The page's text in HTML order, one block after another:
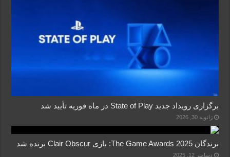
برگزاری رویداد جدید State of Play در ماه فوریه تأیید شد
ژانویه 30, 2026
برندگان The Game Awards 2025: بازی Clair Obscur برنده شد
دسامبر 12, 2025